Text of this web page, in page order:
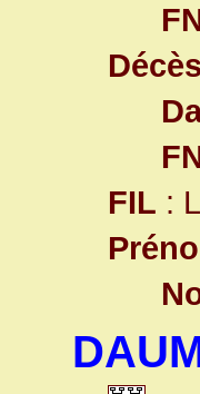
Décès
FIL :